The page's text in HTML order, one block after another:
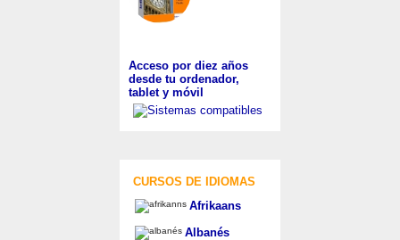
Acceso por diez años
desde tu ordenador,
tablet y móvil
CURSOS DE IDIOMAS
Afrikaans
Albanés